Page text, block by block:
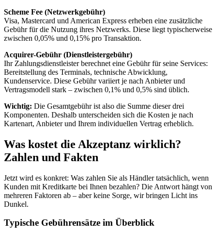
Scheme Fee (Netzwerkgebühr)
Visa, Mastercard und American Express erheben eine zusätzliche
Gebühr für die Nutzung ihres Netzwerks. Diese liegt typischerweise
zwischen 0,05% und 0,15% pro Transaktion.
Acquirer-Gebühr (Dienstleistergebühr)
Ihr Zahlungsdienstleister berechnet eine Gebühr für seine Services:
Bereitstellung des Terminals, technische Abwicklung,
Kundenservice. Diese Gebühr variiert je nach Anbieter und
Vertragsmodell stark – zwischen 0,1% und 0,5% sind üblich.
Wichtig: Die Gesamtgebühr ist also die Summe dieser drei
Komponenten. Deshalb unterscheiden sich die Kosten je nach
Kartenart, Anbieter und Ihrem individuellen Vertrag erheblich.
Was kostet die Akzeptanz wirklich?
Zahlen und Fakten
Jetzt wird es konkret: Was zahlen Sie als Händler tatsächlich, wenn
Kunden mit Kreditkarte bei Ihnen bezahlen? Die Antwort hängt von
mehreren Faktoren ab – aber keine Sorge, wir bringen Licht ins
Dunkel.
Typische Gebührensätze im Überblick